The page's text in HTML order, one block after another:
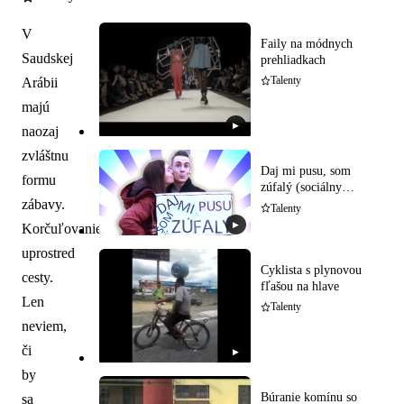
V
Saudskej
Arábii
majú
naozaj
zvláštnu
formu
zábavy.
Korčuľovanie
uprostred
cesty.
Len
neviem,
či
by
sa
▶
Faily na módnych
prehliadkach
Talenty
▶
Daj mi pusu, som
zúfalý (sociálny
experiment)
Talenty
▶
Cyklista s plynovou
fľašou na hlave
Talenty
Búranie komínu so